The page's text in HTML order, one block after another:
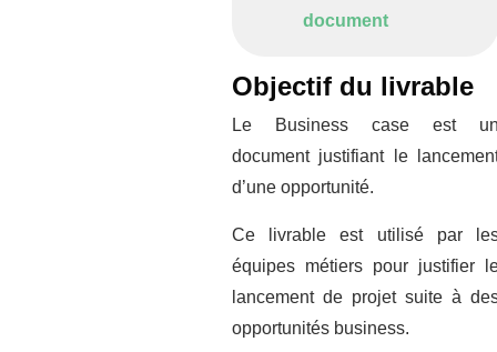
document
Objectif du livrable
Le Business case est
document justifiant le
d’une opportunité.
Ce livrable est utilisé par
équipes métiers pour justifier
lancement de projet suite à
opportunités business.